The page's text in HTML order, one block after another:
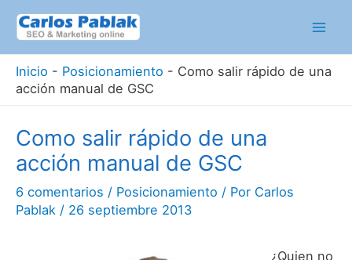
contenido
Inicio - Posicionamiento - Como salir rápido de una
acción manual de GSC
Como salir rápido de una
acción manual de GSC
6 comentarios / Posicionamiento / Por Carlos
Pablak / 26 septiembre 2013
¿Quien no